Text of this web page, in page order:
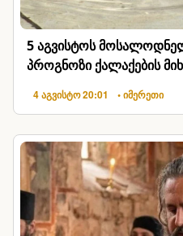
5 აგვისტოს
პროგნოზი ქალაქების
4 აგვისტო 20:01 • იმერეთი